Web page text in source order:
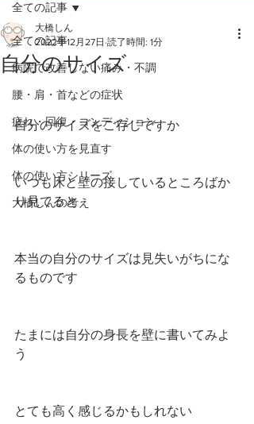
全ての記事
病院で改善しない痛み・不調
腰・肩・首などの症状
疲れ・回復・コンディション
体の使い方を見直す
体の使い方シリーズ
大橋しんの考え
全ての記事
自分のサイズ
大橋しん
2022年12月27日 読了時間: 1分
自分のサイズをご存じですか
いつも床と壁の接しているところばか
り見てると
本当の自分のサイズは見失いがちにな
るものです
たまには自分の身長を壁に書いてみよ
う
とても高く感じるかもしれない